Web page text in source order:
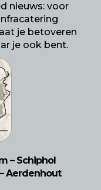
nieuws: voor
je betoveren
je ook bent.
– Schiphol
Aerdenhout